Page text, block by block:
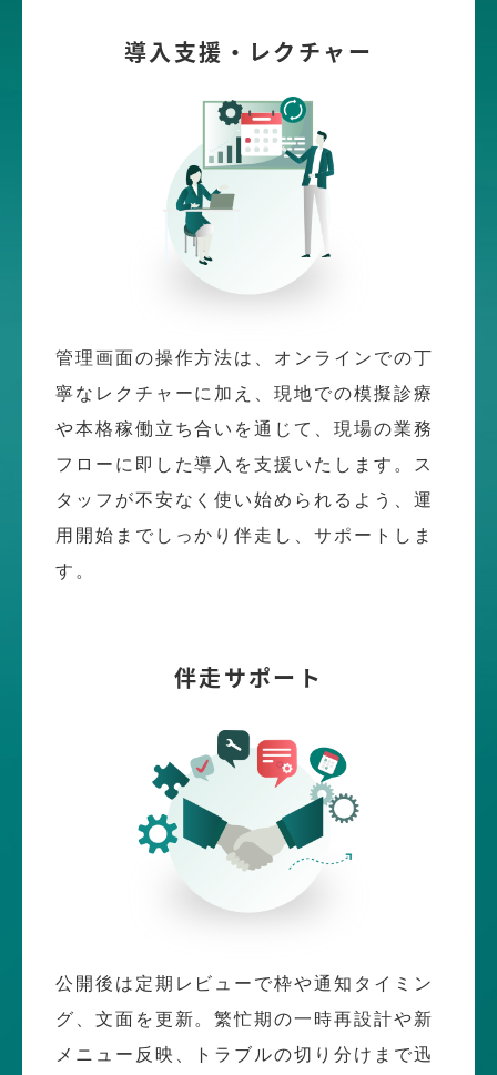
導入支援・レクチャー
管理画面の操作方法は、オンラインでの丁
寧なレクチャーに加え、現地での模擬診療
や本格稼働立ち合いを通じて、現場の業務
フローに即した導入を支援いたします。ス
タッフが不安なく使い始められるよう、運
用開始までしっかり伴走し、サポートしま
す。
伴走サポート
公開後は定期レビューで枠や通知タイミン
グ、文面を更新。繁忙期の一時再設計や新
メニュー反映、トラブルの切り分けまで迅